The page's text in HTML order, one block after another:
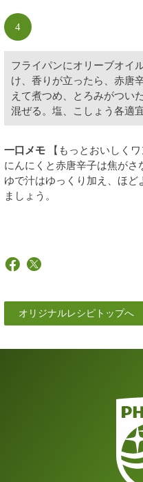
4
フライパンにオリーブオイ
け、香りが立ったら、赤唐
えて煮つめ、とろみがつい
混ぜる。塩、こしょう各適
一口メモ 【もっとおいしくワ
にんにくと赤唐辛子は焦がさ
ゆで汁はゆっくり加え、ほど
ましょう。
オリジナルレシピトップへ